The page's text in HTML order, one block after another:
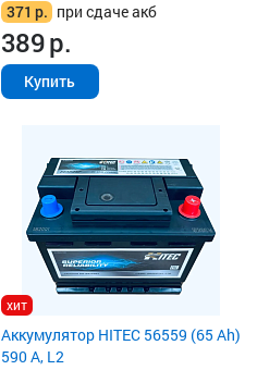
371 р. при сдаче акб
389р.
Купить
хит
Аккумулятор HITEC 56559 (65 Ah)
590 А, L2